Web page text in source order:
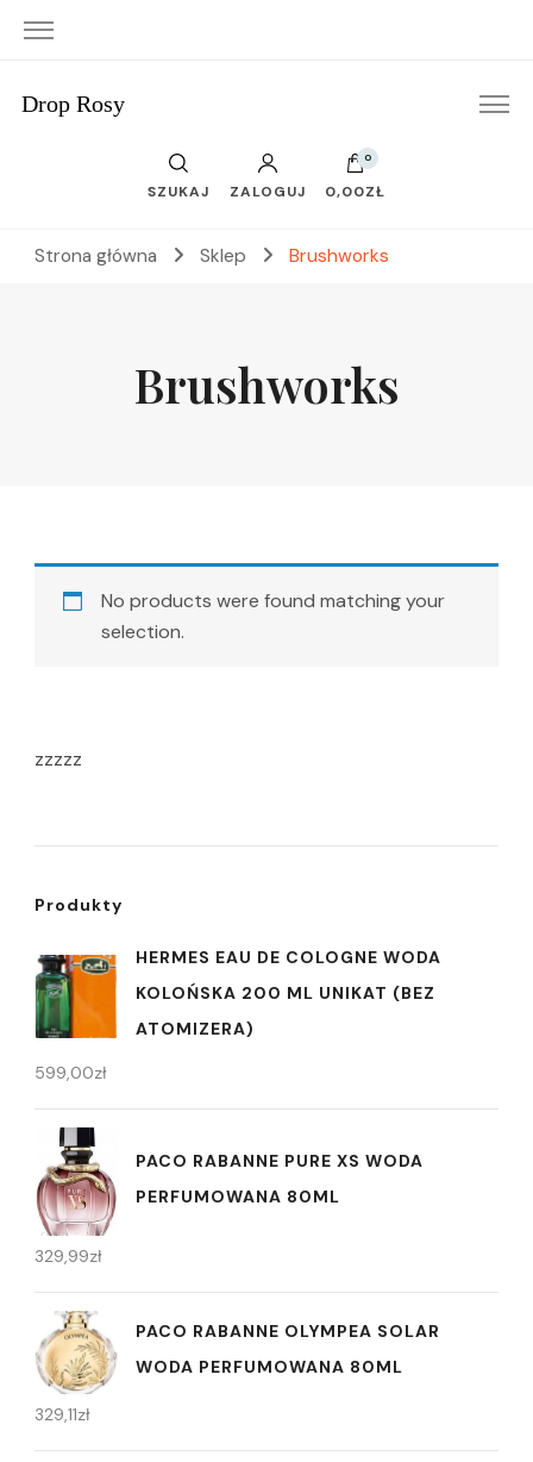
Drop Rosy
SZUKAJ ZALOGUJ
0
0,00ZŁ
Strona główna Sklep Brushworks
Brushworks
No products were found matching your
selection.
zzzzz
Produkty
HERMES EAU DE COLOGNE WODA
KOLOŃSKA 200 ML UNIKAT (BEZ
ATOMIZERA)
599,00zł
PACO RABANNE PURE XS WODA
PERFUMOWANA 80ML
329,99zł
PACO RABANNE OLYMPEA SOLAR
WODA PERFUMOWANA 80ML
329,11zł